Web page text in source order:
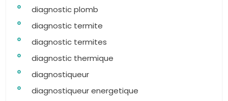
diagnostic plomb
diagnostic termite
diagnostic termites
diagnostic thermique
diagnostiqueur
diagnostiqueur energetique